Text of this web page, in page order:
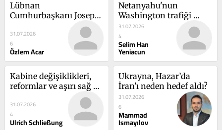
Lübnan
Cumhurbaşkanı Joseph
Avn'ın Ankara ziyareti:
Lübnan'ın denge arayışı
ve Türkiye'nin Levant
stratejisi
31.07.2026
6
Özlem Acar
Netanyahu'nun
Washington trafiği
nasıl okunmalı?
31.07.2026
4
Selim Han
Yeniacun
Kabine değişiklikleri,
reformlar ve aşırı sağ
hükümeti ne durumda?
31.07.2026
4
Ulrich Schließung
Ukrayna, Hazar’da
İran'ı neden hedef aldı?
31.07.2026
6
Mammad
Ismayılov